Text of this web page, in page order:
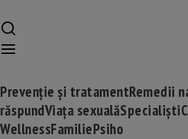
Prevenție și tratamentRemedii
răspundViața sexualăSpecialiști
WellnessFamiliePsiho